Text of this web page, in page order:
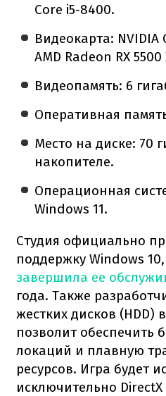
Core i5-8400.
Видеокарта: NVIDIA
AMD Radeon RX 5500
Видеопамять: 6
Оперативная
Место на диске: 70
накопителе.
Операционная
Windows 11.
Студия официально
поддержку Windows
завершила ее
года. Также
жестких дисков (HDD)
позволит обеспечить
локаций и плавную
ресурсов. Игра будет
исключительно DirectX